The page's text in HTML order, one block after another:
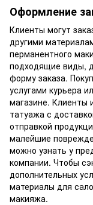
Оформление
Клиенты могут
другими
перманентного
подходящие виды,
форму заказа.
услугами курьера
магазине. Клиенты
татуажа с
отправкой
малейшие
можно узнать у
компании. Чтобы
дополнительных
материалы для
макияжа.